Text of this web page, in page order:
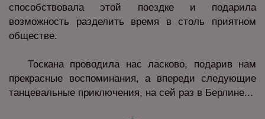
способствовала этой поездке и подарила
возможность разделить время в столь приятном
обществе.
Тоскана проводила нас ласково, подарив нам
прекрасные воспоминания, а впереди следующие
танцевальные приключения, на сей раз в Берлине...